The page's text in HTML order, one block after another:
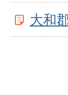
大和